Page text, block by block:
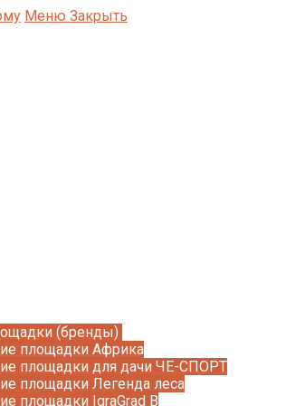
Меню Закрыть
(бренды)
площадки Африка
площадки для дачи ЧЕ-СПОРТ
площадки Легенда леса
площадки IgraGrad B